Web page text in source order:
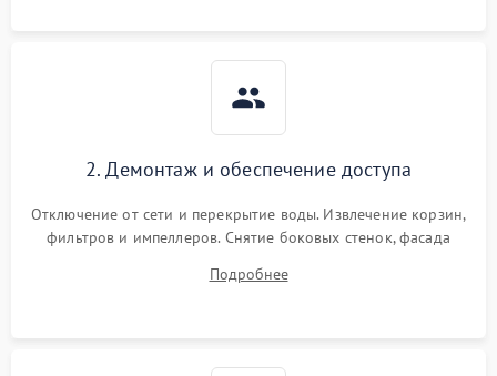
2. Демонтаж и обеспечение доступа
Отключение от сети и перекрытие воды. Извлечение корзин,
фильтров и импеллеров. Снятие боковых стенок, фасада
циркуляционному насосу, ТЭНу и сливной помпе.
Подробнее